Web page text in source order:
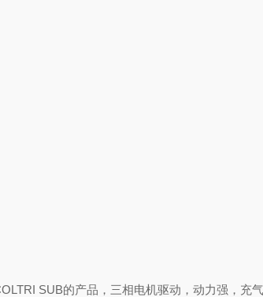
SUB的产品，三相电机驱动，动力强，